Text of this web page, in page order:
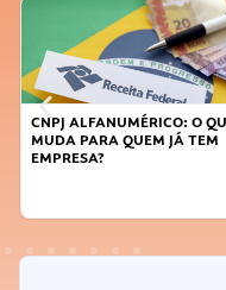
CNPJ ALFANUMÉRICO: O
MUDA PARA QUEM JÁ TEM
EMPRESA?